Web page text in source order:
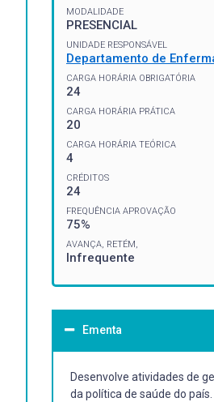
MODALIDADE
PRESENCIAL
UNIDADE RESPONSÁVEL
Departamento de
CARGA HORÁRIA OBRIGATÓRIA
24
CARGA HORÁRIA PRÁTICA
20
CARGA HORÁRIA TEÓRICA
4
CRÉDITOS
24
FREQUÊNCIA APROVAÇÃO
75%
AVANÇA, RETÉM,
Infrequente
Ementa
Desenvolve atividades de
da política de saúde do país.